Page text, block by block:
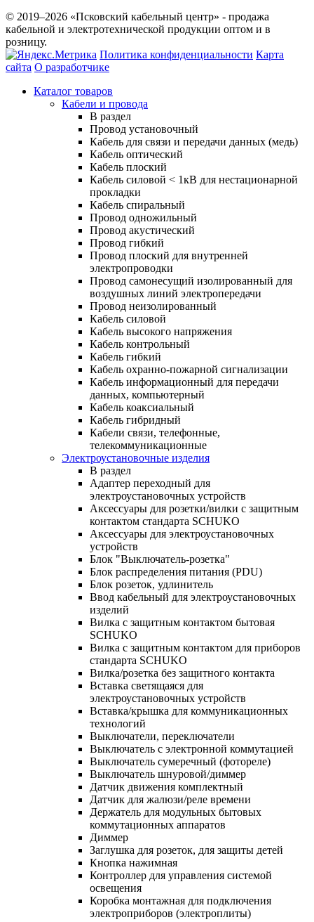
© 2019–2026 «Псковский кабельный центр» - продажа
кабельной и электротехнической продукции оптом и в
розницу.
Политика конфиденциальности Карта
сайта О разработчике
Каталог товаров
Кабели и провода
В раздел
Провод установочный
Кабель для связи и передачи данных (медь)
Кабель оптический
Кабель плоский
Кабель силовой < 1кВ для нестационарной
прокладки
Кабель спиральный
Провод одножильный
Провод акустический
Провод гибкий
Провод плоский для внутренней
электропроводки
Провод самонесущий изолированный для
воздушных линий электропередачи
Провод неизолированный
Кабель силовой
Кабель высокого напряжения
Кабель контрольный
Кабель гибкий
Кабель охранно-пожарной сигнализации
Кабель информационный для передачи
данных, компьютерный
Кабель коаксиальный
Кабель гибридный
Кабели связи, телефонные,
телекоммуникационные
Электроустановочные изделия
В раздел
Адаптер переходный для
электроустановочных устройств
Аксессуары для розетки/вилки с защитным
контактом стандарта SCHUKO
Аксессуары для электроустановочных
устройств
Блок "Выключатель-розетка"
Блок распределения питания (PDU)
Блок розеток, удлинитель
Ввод кабельный для электроустановочных
изделий
Вилка с защитным контактом бытовая
SCHUKO
Вилка с защитным контактом для приборов
стандарта SCHUKO
Вилка/розетка без защитного контакта
Вставка светящаяся для
электроустановочных устройств
Вставка/крышка для коммуникационных
технологий
Выключатели, переключатели
Выключатель с электронной коммутацией
Выключатель сумеречный (фотореле)
Выключатель шнуровой/диммер
Датчик движения комплектный
Датчик для жалюзи/реле времени
Держатель для модульных бытовых
коммутационных аппаратов
Диммер
Заглушка для розеток, для защиты детей
Кнопка нажимная
Контроллер для управления системой
освещения
Коробка монтажная для подключения
электроприборов (электроплиты)